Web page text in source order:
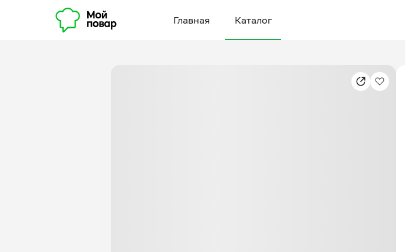
Главная Каталог